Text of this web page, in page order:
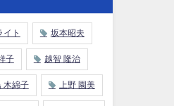
イト 坂本昭夫
子 越智 隆治
木綿子 上野 園美